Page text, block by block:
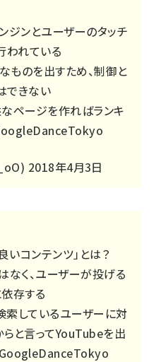
ジンとユーザーのタッチ
われている
のを出すため、制御と
できない
ページを作ればランキ
2018年4月3日
いコンテンツ」とは？
なく、ユーザーが投げる
存する
索しているユーザーに対
らと言ってYouTubeを出